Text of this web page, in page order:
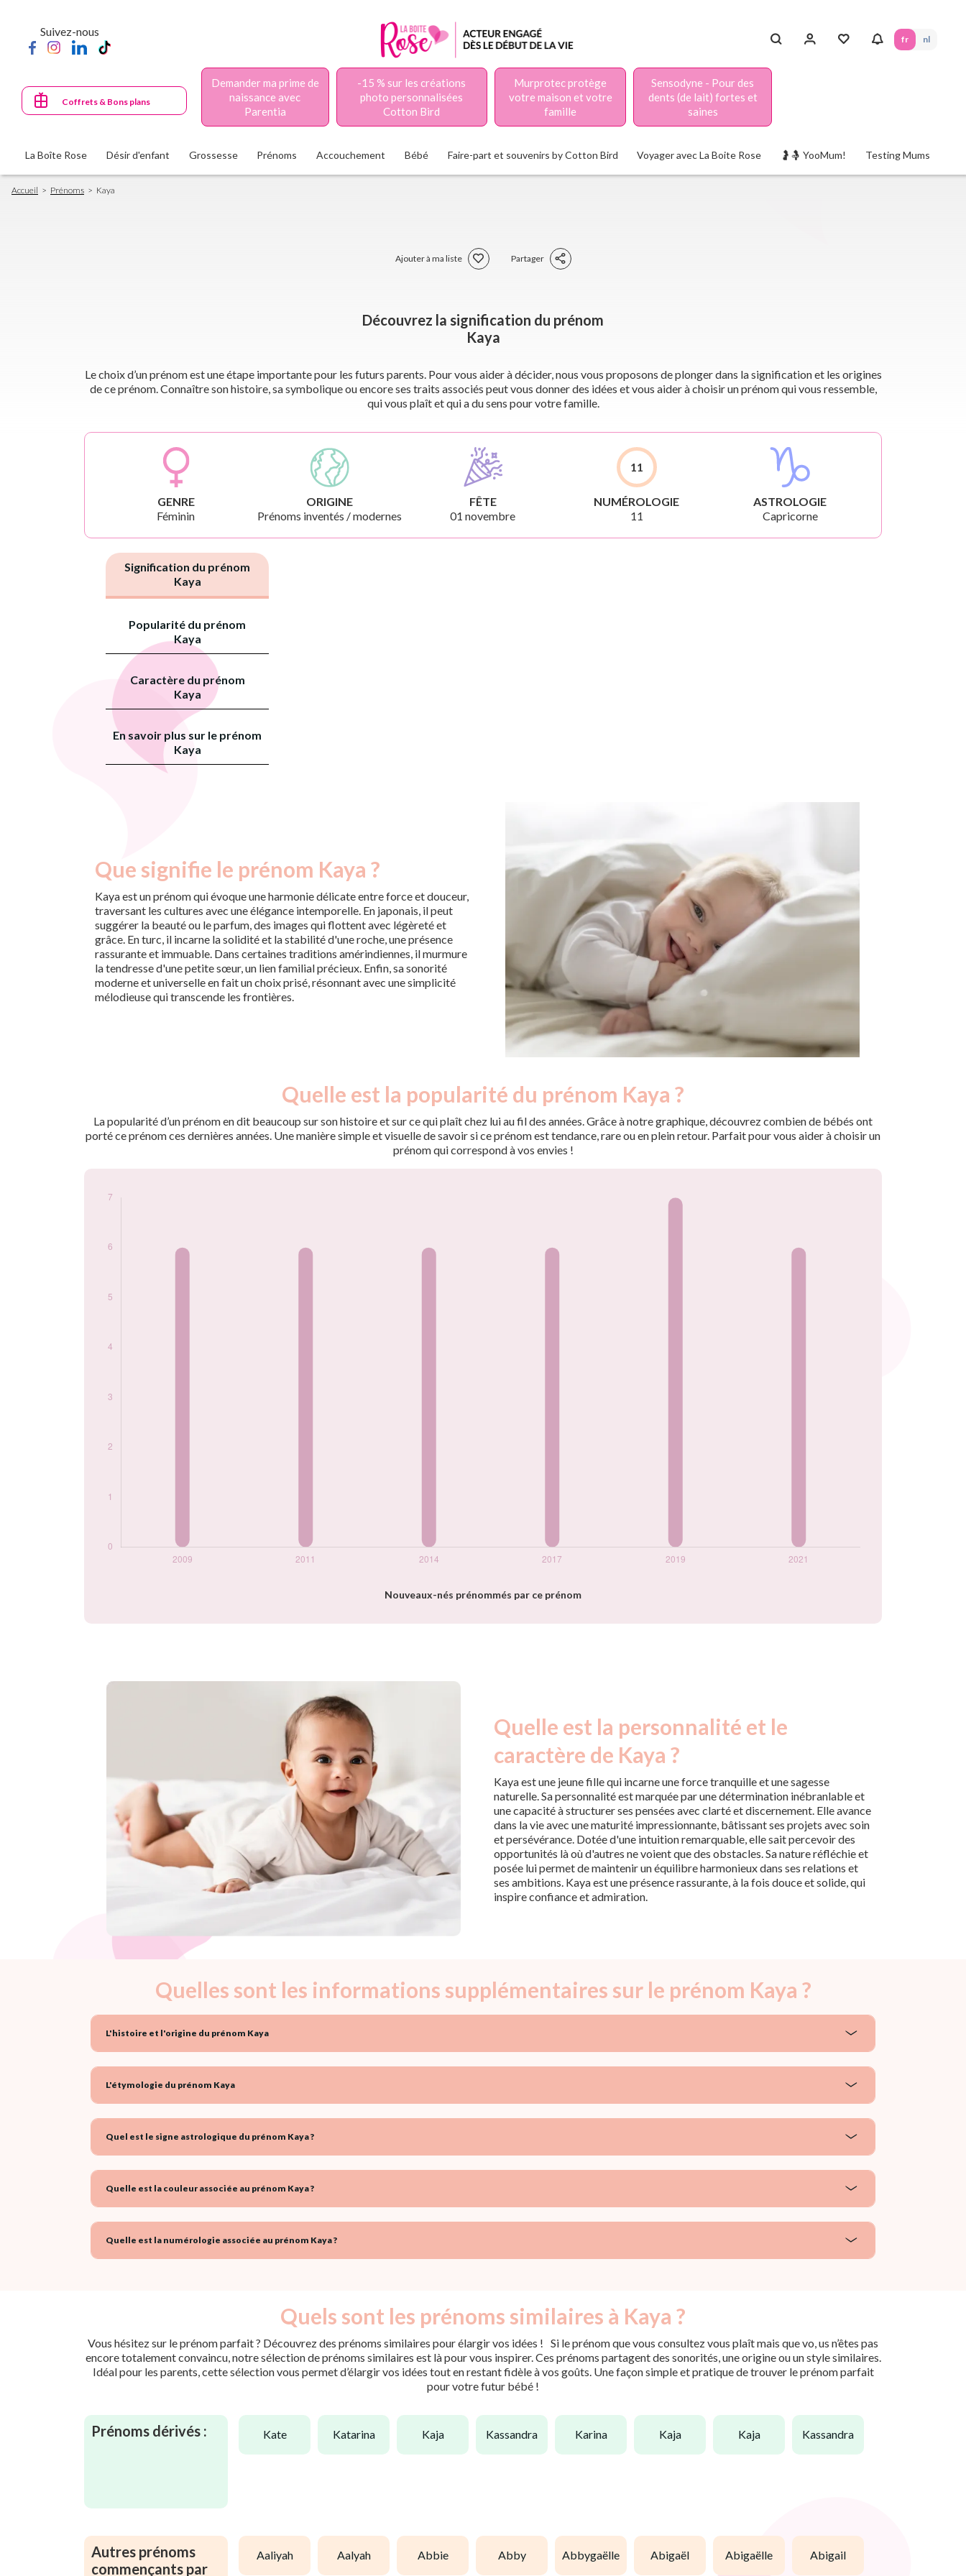
principal
Suivez-nous
fr nl
Coffrets & Bons plans
Demander ma prime de
naissance avec
Parentia
-15 % sur les créations
photo personnalisées
Cotton Bird
Murprotec protège
votre maison et votre
famille
Sensodyne - Pour des
dents (de lait) fortes et
saines
La Boîte Rose Désir d'enfant Grossesse Prénoms Accouchement Bébé Faire-part et souvenirs by Cotton Bird Voyager avec La Boite Rose 🤰🤱 YooMum! Testing Mums
Fil
d'Ariane
Accueil Prénoms Kaya
Ajouter à ma liste Partager
Découvrez la signification du prénom
Kaya
Le choix d’un prénom est une étape importante pour les futurs parents. Pour vous aider à décider, nous vous proposons de plonger dans la signification et les origines
de ce prénom. Connaître son histoire, sa symbolique ou encore ses traits associés peut vous donner des idées et vous aider à choisir un prénom qui vous ressemble,
qui vous plaît et qui a du sens pour votre famille.
GENRE
Féminin
ORIGINE
Prénoms inventés / modernes
FÊTE
01 novembre
11
NUMÉROLOGIE
11
ASTROLOGIE
Capricorne
Signification du prénom
Kaya
Popularité du prénom
Kaya
Caractère du prénom
Kaya
En savoir plus sur le prénom
Kaya
Que signifie le prénom Kaya ?
Kaya est un prénom qui évoque une harmonie délicate entre force et douceur,
traversant les cultures avec une élégance intemporelle. En japonais, il peut
suggérer la beauté ou le parfum, des images qui flottent avec légèreté et
grâce. En turc, il incarne la solidité et la stabilité d'une roche, une présence
rassurante et immuable. Dans certaines traditions amérindiennes, il murmure
la tendresse d'une petite sœur, un lien familial précieux. Enfin, sa sonorité
moderne et universelle en fait un choix prisé, résonnant avec une simplicité
mélodieuse qui transcende les frontières.
Quelle est la popularité du prénom Kaya ?
La popularité d’un prénom en dit beaucoup sur son histoire et sur ce qui plaît chez lui au fil des années. Grâce à notre graphique, découvrez combien de bébés ont
porté ce prénom ces dernières années. Une manière simple et visuelle de savoir si ce prénom est tendance, rare ou en plein retour. Parfait pour vous aider à choisir un
prénom qui correspond à vos envies !
Nouveaux-nés prénommés par ce prénom
année
2009
6
2011
6
2021
6
Quelle est la personnalité et le
caractère de Kaya ?
Kaya est une jeune fille qui incarne une force tranquille et une sagesse
naturelle. Sa personnalité est marquée par une détermination inébranlable et
une capacité à structurer ses pensées avec clarté et discernement. Elle avance
dans la vie avec une maturité impressionnante, bâtissant ses projets avec soin
et persévérance. Dotée d'une intuition remarquable, elle sait percevoir des
opportunités là où d'autres ne voient que des obstacles. Sa nature réfléchie et
posée lui permet de maintenir un équilibre harmonieux dans ses relations et
ses ambitions. Kaya est une présence rassurante, à la fois douce et solide, qui
inspire confiance et admiration.
Quelles sont les informations supplémentaires sur le prénom Kaya ?
L'histoire et l'origine du prénom Kaya
L'étymologie du prénom Kaya
Quel est le signe astrologique du prénom Kaya ?
Quelle est la couleur associée au prénom Kaya ?
Quelle est la numérologie associée au prénom Kaya ?
Quels sont les prénoms similaires à Kaya ?
Vous hésitez sur le prénom parfait ? Découvrez des prénoms similaires pour élargir vos idées ! Si le prénom que vous consultez vous plaît mais que vo, us n’êtes pas
encore totalement convaincu, notre sélection de prénoms similaires est là pour vous inspirer. Ces prénoms partagent des sonorités, une origine ou un style similaires.
Idéal pour les parents, cette sélection vous permet d’élargir vos idées tout en restant fidèle à vos goûts. Une façon simple et pratique de trouver le prénom parfait
pour votre futur bébé !
Prénoms dérivés : kate katarina kaja kassandra karina kaja kaja kassandra
Autres prénoms
commençants par
aaliyah aalyah abbie abby abbygaëlle abigaël abigaëlle abigail